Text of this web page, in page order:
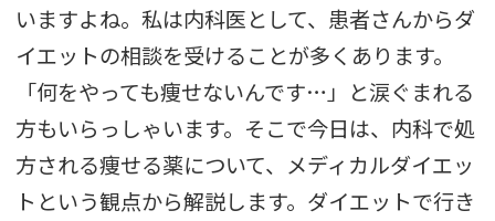
いますよね。私は内科医として、患者さんからダ
イエットの相談を受けることが多くあります。
「何をやっても痩せないんです…」と涙ぐまれる
方もいらっしゃいます。そこで今日は、内科で処
方される痩せる薬について、メディカルダイエッ
トという観点から解説します。ダイエットで行き